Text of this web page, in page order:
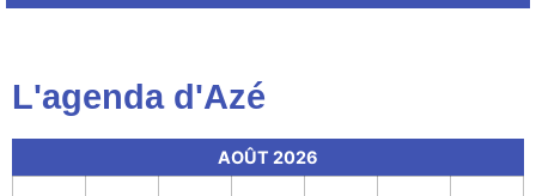
L'agenda d'Azé
AOÛT 2026